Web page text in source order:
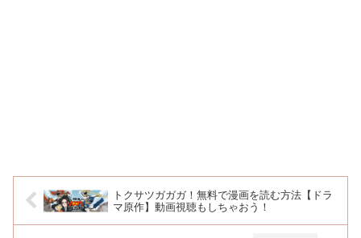
トクサツガガガ！無料で漫画を読む方法【ドラ
マ原作】動画視聴もしちゃおう！